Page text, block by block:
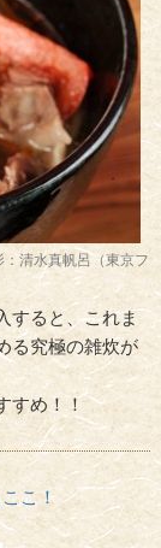
清水真帆呂（東京フ
すると、これま
る究極の雑炊が
すめ！！
こ！